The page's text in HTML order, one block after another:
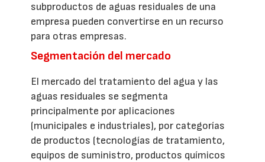
subproductos de aguas residuales de una
empresa pueden convertirse en un recurso
para otras empresas.
Segmentación del mercado
El mercado del tratamiento del agua y las
aguas residuales se segmenta
principalmente por aplicaciones
(municipales e industriales), por categorías
de productos (tecnologías de tratamiento,
equipos de suministro, productos químicos